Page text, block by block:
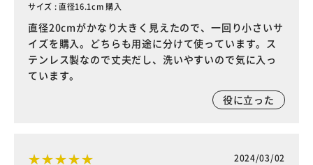
サイズ : 直径16.1cm 購入
直径20cmがかなり大きく見えたので、一回り小さいサ
イズを購入。どちらも用途に分けて使っています。ス
テンレス製なので丈夫だし、洗いやすいので気に入っ
ています。
役に立った
2024/03/02